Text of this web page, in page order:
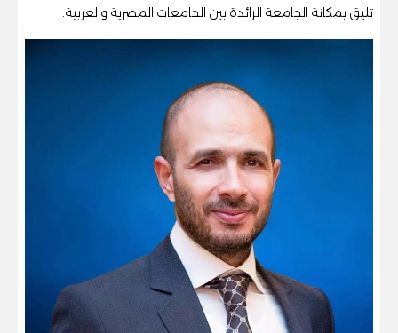
تليق بمكانة الجامعة الرائدة بين الجامعات المصرية والعربية.